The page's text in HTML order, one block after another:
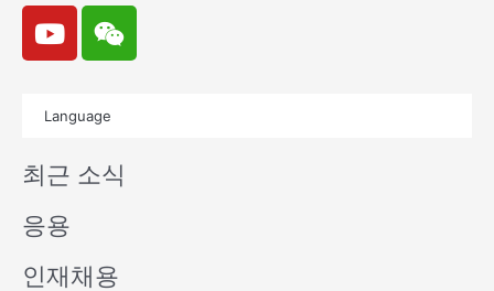
Y
o
u
e
W
e
i
n
Language
최근 소식
응용
인재채용